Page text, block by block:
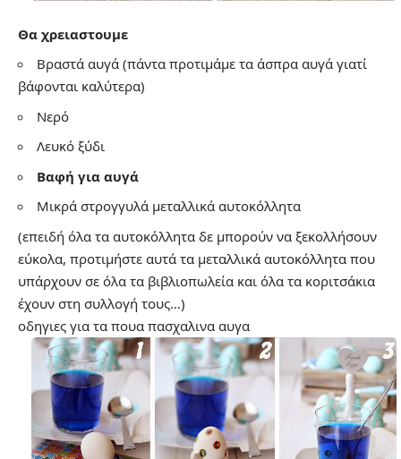
Θα χρειαστουμε
Βραστά αυγά (πάντα προτιμάμε τα άσπρα αυγά γιατί
βάφονται καλύτερα)
Νερό
Λευκό ξύδι
Βαφή για αυγά
Μικρά στρογγυλά μεταλλικά αυτοκόλλητα
(επειδή όλα τα αυτοκόλλητα δε μπορούν να ξεκολλήσουν
εύκολα, προτιμήστε αυτά τα μεταλλικά αυτοκόλλητα που
υπάρχουν σε όλα τα βιβλιοπωλεία και όλα τα κοριτσάκια
έχουν στη συλλογή τους…)
οδηγιες για τα πουα πασχαλινα αυγα